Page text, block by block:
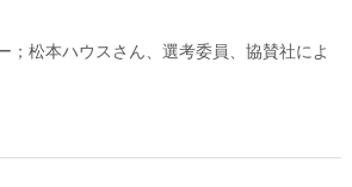
；松本ハウスさん、選考委員、協賛社によ